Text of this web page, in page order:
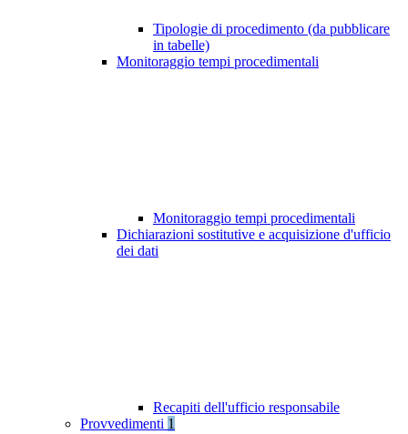
Tipologie di procedimento (da pubblicare
in tabelle)
Monitoraggio tempi procedimentali
Monitoraggio tempi procedimentali
Dichiarazioni sostitutive e acquisizione d'ufficio
dei dati
Recapiti dell'ufficio responsabile
Provvedimenti 1